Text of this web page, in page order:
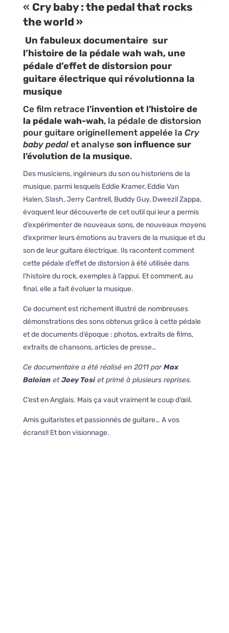
« Cry baby : the pedal that rocks
the world »
Un fabuleux documentaire sur
l’histoire de la pédale wah wah, une
pédale d’effet de distorsion pour
guitare électrique qui révolutionna la
musique
Ce film retrace l’invention et l’histoire de
la pédale wah-wah, la pédale de distorsion
pour guitare originellement appelée la Cry
baby pedalet analyse son influence sur
l’évolution de la musique.
Des musiciens, ingénieurs du son ou historiens de la
musique, parmi lesquels Eddie Kramer, Eddie Van
Halen, Slash, Jerry Cantrell, Buddy Guy, Dweezil Zappa,
évoquent leur découverte de cet outil qui leur a permis
d’expérimenter de nouveaux sons, de nouveaux moyens
d’exprimer leurs émotions au travers de la musique et du
son de leur guitare électrique. Ils racontent comment
cette pédale d’effet de distorsion à été utilisée dans
l’histoire du rock, exemples à l’appui. Et comment, au
final, elle a fait évoluer la musique.
Ce document est richement illustré de nombreuses
démonstrations des sons obtenus grâce à cette pédale
et de documents d’époque : photos, extraits de films,
extraits de chansons, articles de presse…
Ce documentaire a été réalisé en 2011 parMax
BaloianetJoey Tosiet primé à plusieurs reprises.
C’est en Anglais. Mais ça vaut vraiment le coup d’œil.
Amis guitaristes et passionnés de guitare… A vos
écrans!! Et bon visionnage.